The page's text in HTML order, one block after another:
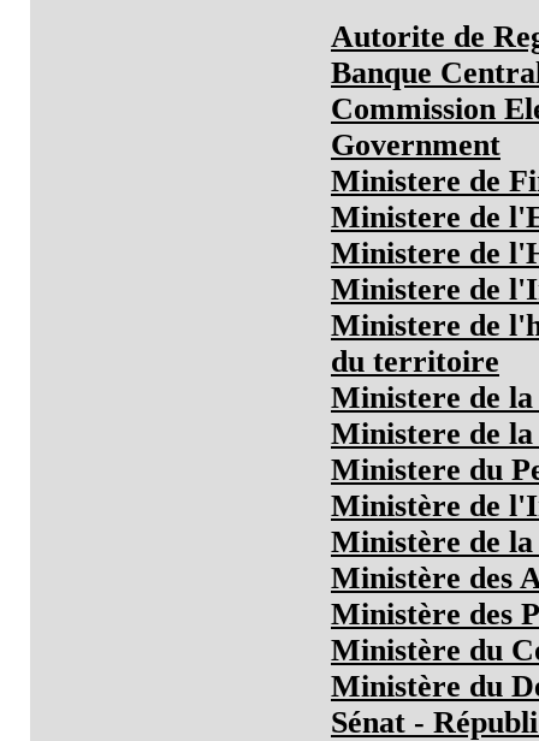
Autorite de
Banque
Commission
Government
Ministere de
Ministere de
Ministere de
Ministere de
Ministere de
du territoire
Ministere de
Ministere de la
Ministere du
Ministère de
Ministère de la
Ministère des
Ministère des
Ministère du
Ministère du
Sénat -